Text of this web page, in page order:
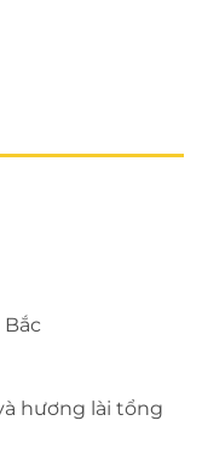
Bắc
hương lài tổng